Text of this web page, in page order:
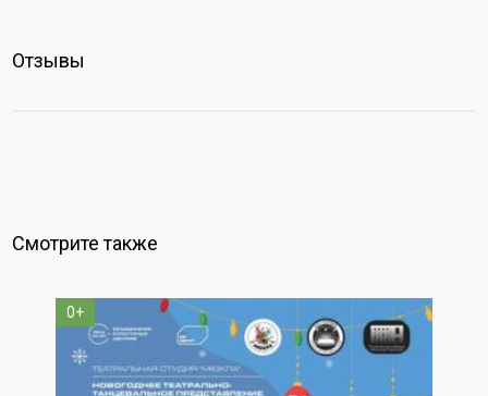
Отзывы
Смотрите также
0+